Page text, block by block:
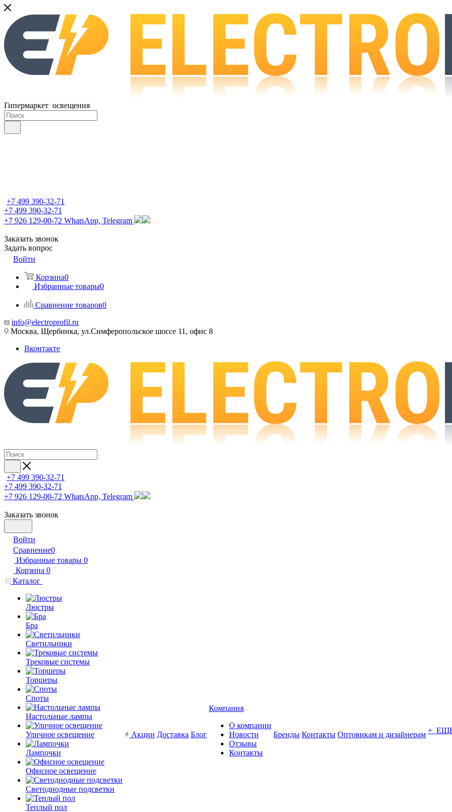
Гипермаркет освещения
+7 499 390-32-71
+7 499 390-32-71
+7 926 129-00-72 WhatsApp, Telegram
Заказать звонок
Задать вопрос
Войти
Корзина0
Избранные товары0
Сравнение товаров0
info@electroprofil.ru
Москва, Щербинка, ул.Симферопольское шоссе 11, офис 8
Вконтакте
+7 499 390-32-71
+7 499 390-32-71
+7 926 129-00-72 WhatsApp, Telegram
Заказать звонок
Войти
Сравнение0
Избранные товары 0
Корзина 0
Каталог
Люстры
Бра
Светильники
Трековые системы
Торшеры
Споты
Настольные лампы
Уличное освещение
Лампочки
Офисное освещение
Светодиодные подсветки
Теплый пол
Акции Доставка Блог
Компания
О компании
Новости
Отзывы
Контакты
Бренды Контакты Оптовикам и дизайнерам +